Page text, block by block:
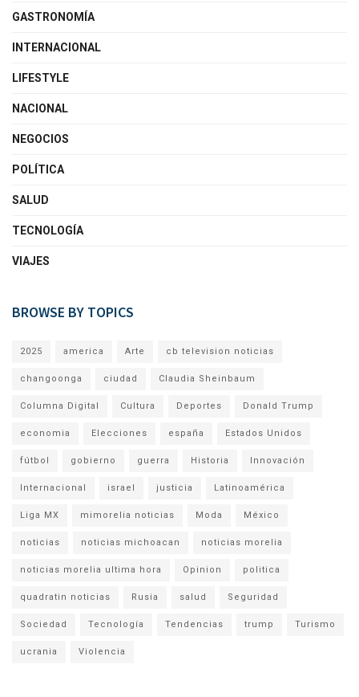
GASTRONOMÍA
INTERNACIONAL
LIFESTYLE
NACIONAL
NEGOCIOS
POLÍTICA
SALUD
TECNOLOGÍA
VIAJES
BROWSE BY TOPICS
2025 america Arte cb television noticias
changoonga ciudad Claudia Sheinbaum
Columna Digital Cultura Deportes Donald Trump
economia Elecciones españa Estados Unidos
fútbol gobierno guerra Historia Innovación
Internacional israel justicia Latinoamérica
Liga MX mimorelia noticias Moda México
noticias noticias michoacan noticias morelia
noticias morelia ultima hora Opinion politica
quadratin noticias Rusia salud Seguridad
Sociedad Tecnología Tendencias trump Turismo
ucrania Violencia